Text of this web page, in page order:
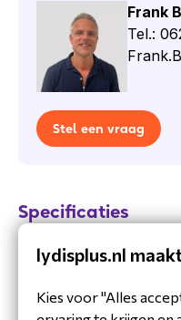
Inhoud van de
NQuire 750
Multiplug-adapter
Specificaties
Processor:2,0
Geheugen: 4 GB
touchscreen
Frank
Tel.:
Stel een vraag
Specificaties
lydisplus.nl
Kies voor "Alles